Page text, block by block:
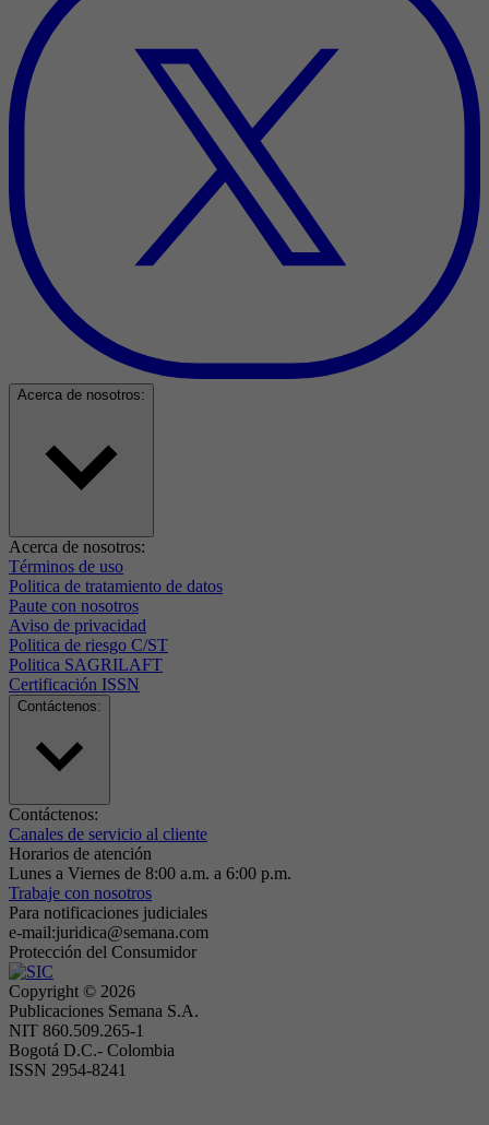
Acerca de nosotros:
Acerca de nosotros:
Términos de uso
Politica de tratamiento de datos
Paute con nosotros
Aviso de privacidad
Politica de riesgo C/ST
Politica SAGRILAFT
Certificación ISSN
Contáctenos:
Contáctenos:
Canales de servicio al cliente
Horarios de atención
Lunes a Viernes de 8:00 a.m. a 6:00 p.m.
Trabaje con nosotros
Para notificaciones judiciales
e-mail:juridica@semana.com
Protección del Consumidor
Copyright © 2026
Publicaciones Semana S.A.
NIT 860.509.265-1
Bogotá D.C.- Colombia
ISSN 2954-8241